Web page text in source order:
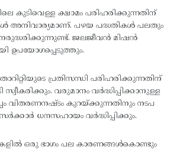
കുടിവെള്ള ക്ഷാമം പരിഹരിക്കുന്നതിന്
അനിവാര്യമാണ്. പഴയ പദ്ധതികള്‍ പലതും
ജലജീവന്‍ മിഷന്‍
ഉപയോഗപ്പെടുത്തും.
പ്രതിസന്ധി പരിഹരിക്കുന്നതിന്
സ്വീകരിക്കും. വരുമാനം വര്‍ദ്ധിപ്പിക്കാനുള്ള
വിതരണനഷ്ടം കുറയ്ക്കുന്നതിനും നടപ
ധനസഹായം വര്‍ദ്ധിപ്പിക്കും.
ഒരു ഭാഗം പല കാരണങ്ങള്‍കൊണ്ടും